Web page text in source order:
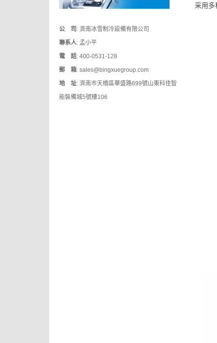
采用多
公 司 : 濟南冰雪制冷設備有限公司
聯系人: 孟小平
電 話: 400-0531-128
郵 箱: sales@bingxuegroup.com
地 址: 濟南市天橋區華盛路699號山東科佳智
能裝備城5號樓106